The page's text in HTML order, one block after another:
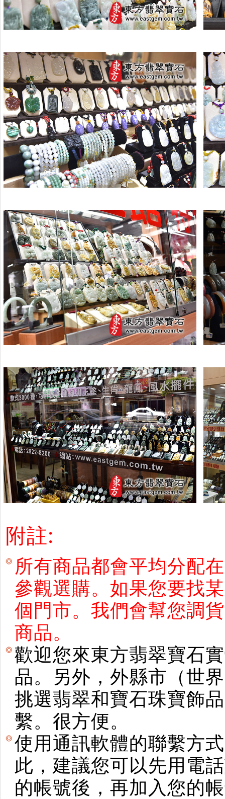
附註:
所有商品都會平均分配
參觀選購。如果您要找
個門市。我們會幫您調
商品。
歡迎您來東方翡翠寶石
品。另外，外縣市（世
挑選翡翠和寶石珠寶飾
繫。很方便。
使用通訊軟體的聯繫方
此，建議您可以先用電
的帳號後，再加入您的